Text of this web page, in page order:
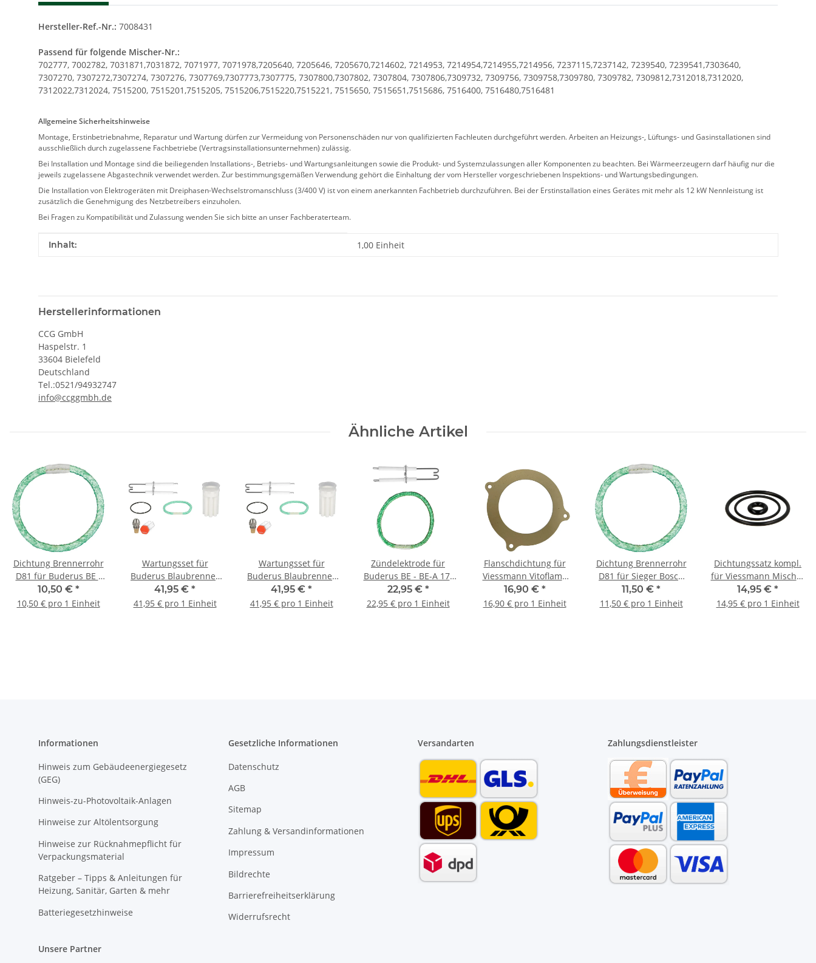
Hersteller-Ref.-Nr.: 7008431
Passend für folgende Mischer-Nr.:
702777, 7002782, 7031871,7031872, 7071977, 7071978,7205640, 7205646, 7205670,7214602, 7214953, 7214954,7214955,7214956, 7237115,7237142, 7239540, 7239541,7303640,
7307270, 7307272,7307274, 7307276, 7307769,7307773,7307775, 7307800,7307802, 7307804, 7307806,7309732, 7309756, 7309758,7309780, 7309782, 7309812,7312018,7312020,
7312022,7312024, 7515200, 7515201,7515205, 7515206,7515220,7515221, 7515650, 7515651,7515686, 7516400, 7516480,7516481
Allgemeine Sicherheitshinweise
Montage, Erstinbetriebnahme, Reparatur und Wartung dürfen zur Vermeidung von Personenschäden nur von qualifizierten Fachleuten durchgeführt werden. Arbeiten an Heizungs-, Lüftungs- und Gasinstallationen sind
ausschließlich durch zugelassene Fachbetriebe (Vertragsinstallationsunternehmen) zulässig.
Bei Installation und Montage sind die beiliegenden Installations-, Betriebs- und Wartungsanleitungen sowie die Produkt- und Systemzulassungen aller Komponenten zu beachten. Bei Wärmeerzeugern darf häufig nur die
jeweils zugelassene Abgastechnik verwendet werden. Zur bestimmungsgemäßen Verwendung gehört die Einhaltung der vom Hersteller vorgeschriebenen Inspektions- und Wartungsbedingungen.
Die Installation von Elektrogeräten mit Dreiphasen-Wechselstromanschluss (3/400 V) ist von einem anerkannten Fachbetrieb durchzuführen. Bei der Erstinstallation eines Gerätes mit mehr als 12 kW Nennleistung ist
zusätzlich die Genehmigung des Netzbetreibers einzuholen.
Bei Fragen zu Kompatibilität und Zulassung wenden Sie sich bitte an unser Fachberaterteam.
Produkteigenschaft
Wert
Inhalt: 1,00 Einheit
Herstellerinformationen
CCG GmbH
Haspelstr. 1
33604 Bielefeld
Deutschland
Tel.:0521/94932747
info@ccggmbh.de
Ähnliche Artikel
Dichtung Brennerrohr
D81 für Buderus BE /
BE-A / BZ | 1.0-2.3
Keramik Flammrohr
10,50 € *
10,50 € pro 1 Einheit
Wartungsset für
Buderus Blaubrenner
Ölbrenner BE 1.1 und
1.2 bis 21 kW
41,95 € *
41,95 € pro 1 Einheit
Wartungsset für
Buderus Blaubrenner
Ölbrenner BE 1.1 und
1.2 bis 17 kW
41,95 € *
41,95 € pro 1 Einheit
Zündelektrode für
Buderus BE - BE-A 17-
34 kW inkl.
Brennrohrdichtung D81
22,95 € *
22,95 € pro 1 Einheit
Flanschdichtung für
Viessmann Vitoflame
200 Beipack Dichtung |
Ref.-Nr. 7218504
16,90 € *
16,90 € pro 1 Einheit
Dichtung Brennerrohr
D81 für Sieger Bosch
BE / BE-A / BZ | 1.0-2.3
Keramikrohr
11,50 € *
11,50 € pro 1 Einheit
Dichtungssatz kompl.
für Viessmann Mischer
NW32 / DN32
Heizungsmischer |
14,95 € *
14,95 € pro 1 Einheit
Informationen
Hinweis zum Gebäudeenergiegesetz
(GEG)
Hinweis-zu-Photovoltaik-Anlagen
Hinweise zur Altölentsorgung
Hinweise zur Rücknahmepflicht für
Verpackungsmaterial
Ratgeber – Tipps & Anleitungen für
Heizung, Sanitär, Garten & mehr
Batteriegesetzhinweise
Gesetzliche Informationen
Datenschutz
AGB
Sitemap
Zahlung & Versandinformationen
Impressum
Bildrechte
Barrierefreiheitserklärung
Widerrufsrecht
Versandarten Zahlungsdienstleister
Unsere Partner